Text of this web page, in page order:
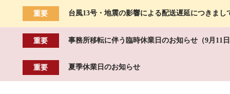
重要 台風13号・地震の影響による配送遅延につきまし
重要 事務所移転に伴う臨時休業日のお知らせ（9月11
重要 夏季休業日のお知らせ